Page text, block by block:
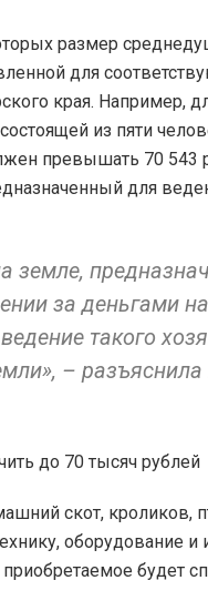
размер
для
края. Например,
из пяти
превышать 70 543
для
за деньгами
такого
–
скот, кроликов,
оборудование и
будет